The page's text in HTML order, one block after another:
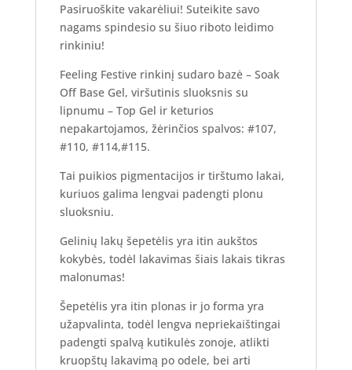
Pasiruoškite vakarėliui! Suteikite savo
nagams spindesio su šiuo riboto leidimo
rinkiniu!
Feeling Festive rinkinį sudaro bazė – Soak
Off Base Gel, viršutinis sluoksnis su
lipnumu – Top Gel ir keturios
nepakartojamos, žėrinčios spalvos: #107,
#110, #114,#115.
Tai puikios pigmentacijos ir tirštumo lakai,
kuriuos galima lengvai padengti plonu
sluoksniu.
Gelinių lakų šepetėlis yra itin aukštos
kokybės, todėl lakavimas šiais lakais tikras
malonumas!
Šepetėlis yra itin plonas ir jo forma yra
užapvalinta, todėl lengva nepriekaištingai
padengti spalvą kutikulės zonoje, atlikti
kruopštų lakavimą po odele, bei arti